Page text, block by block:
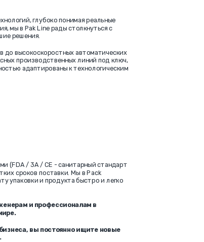
глубоко понимая реальные
мы в Pak Line рады столкнуться с
решения.
до высокоскоростных автоматических
производственных линий под ключ,
адаптированы к технологическим
(FDA / 3A / CE - санитарный стандарт
сроков поставки. Мы в Pack
упаковки и продукта быстро и легко
и профессионалам в
вы постоянно ищите новые